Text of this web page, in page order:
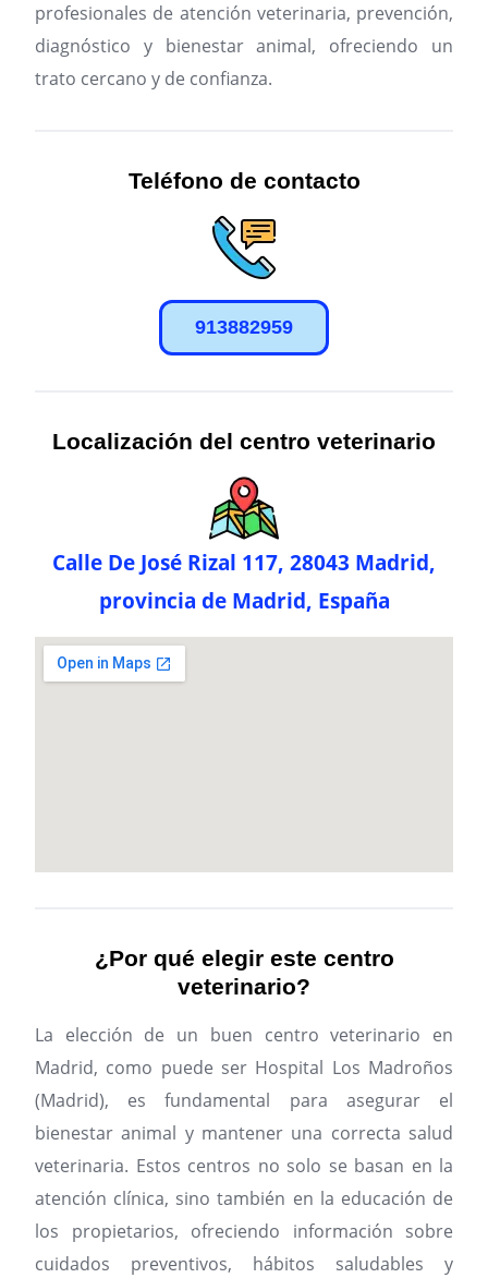
profesionales de atención veterinaria, prevención,
diagnóstico y bienestar animal, ofreciendo un
trato cercano y de confianza.
Teléfono de contacto
913882959
Localización del centro veterinario
Calle De José Rizal 117, 28043 Madrid,
provincia de Madrid, España
¿Por qué elegir este centro
veterinario?
La elección de un buen centro veterinario en
Madrid, como puede ser Hospital Los Madroños
(Madrid), es fundamental para asegurar el
bienestar animal y mantener una correcta salud
veterinaria. Estos centros no solo se basan en la
atención clínica, sino también en la educación de
los propietarios, ofreciendo información sobre
cuidados preventivos, hábitos saludables y